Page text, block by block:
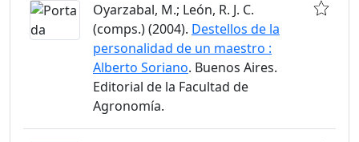
Oyarzabal, M.; León, R. J. C.
(comps.) (2004). Destellos de la
personalidad de un maestro :
Alberto Soriano. Buenos Aires.
Editorial de la Facultad de
Agronomía.